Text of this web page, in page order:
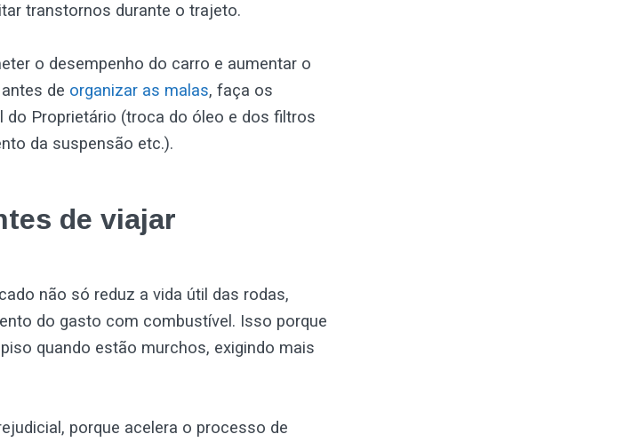
transtornos durante o trajeto.
o desempenho do carro e aumentar o
de organizar as malas, faça os
Proprietário (troca do óleo e dos filtros
da suspensão etc.).
de viajar
não só reduz a vida útil das rodas,
do gasto com combustível. Isso porque
quando estão murchos, exigindo mais
porque acelera o processo de